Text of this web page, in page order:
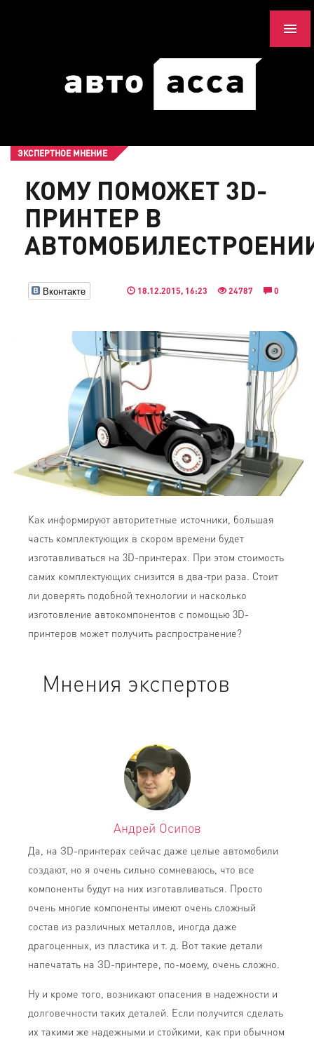
КОМУ ПОМОЖЕТ 3D-
ПРИНТЕР В
ЭКСПЕРТНОЕ МНЕНИЕ
Вконтакте 18.12.2015, 16:23 24787 0
Как информируют авторитетные источники, большая
часть комплектующих в скором времени будет
изготавливаться на 3D-принтерах. При этом стоимость
самих комплектующих снизится в два-три раза. Стоит
ли доверять подобной технологии и насколько
изготовление автокомпонентов с помощью 3D-
принтеров может получить распространение?
Мнения экспертов
Андрей Осипов
Да, на ЗD-принтерах сейчас даже целые автомобили
создают, но я очень сильно сомневаюсь, что все
компоненты будут на них изготавливаться. Просто
очень многие компоненты имеют очень сложный
состав из различных металлов, иногда даже
драгоценных, из пластика и т. д. Вот такие детали
напечатать на ЗD-принтере, по-моему, очень сложно.
Ну и кроме того, возникают опасения в надежности и
долговечности таких деталей. Если получится сделать
их такими же надежными и стойкими, как при обычном